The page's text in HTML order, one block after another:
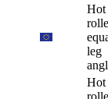
Hot
leg
Hot